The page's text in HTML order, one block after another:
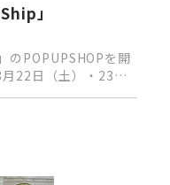
」
POPUPSHOPを開
22日（土）・23日